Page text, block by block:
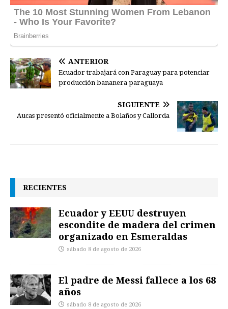
ANTERIOR
Ecuador trabajará con Paraguay para potenciar
producción bananera paraguaya
SIGUIENTE
Aucas presentó oficialmente a Bolaños y Callorda
RECIENTES
Ecuador y EEUU destruyen
escondite de madera del crimen
organizado en Esmeraldas
sábado 8 de agosto de 2026
El padre de Messi fallece a los 68
años
sábado 8 de agosto de 2026